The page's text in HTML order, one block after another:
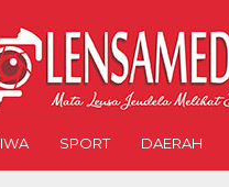
SPORT DAERAH